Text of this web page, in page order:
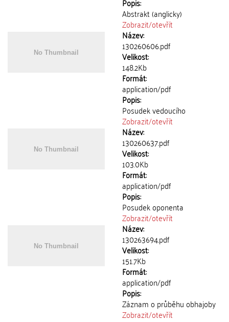
Abstrakt (anglicky)
Zobrazit/otevřít
Název:
130260606.pdf
Velikost:
148.2Kb
Formát:
application/pdf
Popis:
Posudek vedoucího
Zobrazit/otevřít
Název:
130260637.pdf
Velikost:
103.0Kb
Formát:
application/pdf
Popis:
Posudek oponenta
Zobrazit/otevřít
Název:
130263694.pdf
Velikost:
151.7Kb
Formát:
application/pdf
Popis:
Záznam o průběhu obhajoby
Zobrazit/otevřít